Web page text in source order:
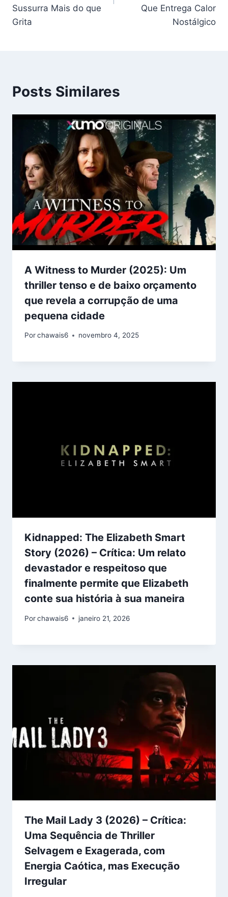
Sussurra Mais do que
Grita
Que Entrega Calor
Nostálgico
Posts Similares
A Witness to Murder (2025): Um
thriller tenso e de baixo orçamento
que revela a corrupção de uma
pequena cidade
Porchawais6 novembro 4, 2025
Kidnapped: The Elizabeth Smart
Story (2026) – Crítica: Um relato
devastador e respeitoso que
finalmente permite que Elizabeth
conte sua história à sua maneira
Porchawais6 janeiro 21, 2026
The Mail Lady 3 (2026) – Crítica:
Uma Sequência de Thriller
Selvagem e Exagerada, com
Energia Caótica, mas Execução
Irregular